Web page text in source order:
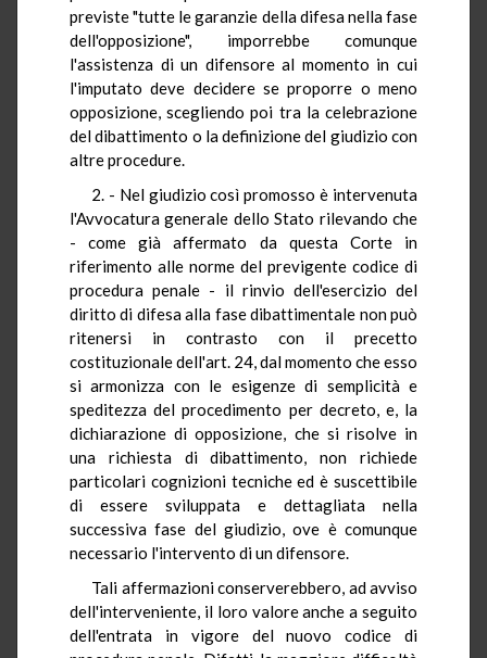
previste "tutte le garanzie della difesa nella fase
dell'opposizione", imporrebbe comunque
l'assistenza di un difensore al momento in cui
l'imputato deve decidere se proporre o meno
opposizione, scegliendo poi tra la celebrazione
del dibattimento o la definizione del giudizio con
altre procedure.
2. - Nel giudizio così promosso è intervenuta
l'Avvocatura generale dello Stato rilevando che
- come già affermato da questa Corte in
riferimento alle norme del previgente codice di
procedura penale - il rinvio dell'esercizio del
diritto di difesa alla fase dibattimentale non può
ritenersi in contrasto con il precetto
costituzionale dell'art. 24, dal momento che esso
si armonizza con le esigenze di semplicità e
speditezza del procedimento per decreto, e, la
dichiarazione di opposizione, che si risolve in
una richiesta di dibattimento, non richiede
particolari cognizioni tecniche ed è suscettibile
di essere sviluppata e dettagliata nella
successiva fase del giudizio, ove è comunque
necessario l'intervento di un difensore.
Tali affermazioni conserverebbero, ad avviso
dell'interveniente, il loro valore anche a seguito
dell'entrata in vigore del nuovo codice di